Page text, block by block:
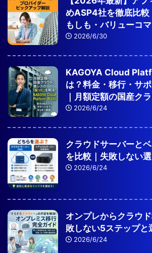
めASP4社を徹底比
もしも・バリューコ
2026/6/30
KAGOYA Cloud
は？料金・移行・サ
｜月額定額の国産ク
2026/6/24
クラウドサーバーと
を比較｜失敗しない
2026/6/24
オンプレからクラウ
敗しない5ステップと
2026/6/24